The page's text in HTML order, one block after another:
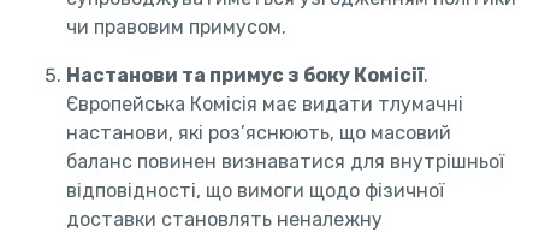
чи правовим примусом.
Настанови та примус з боку Комісії.
Європейська Комісія має видати тлумачні
настанови, які роз’яснюють, що масовий
баланс повинен визнаватися для внутрішньої
відповідності, що вимоги щодо фізичної
доставки становлять неналежну